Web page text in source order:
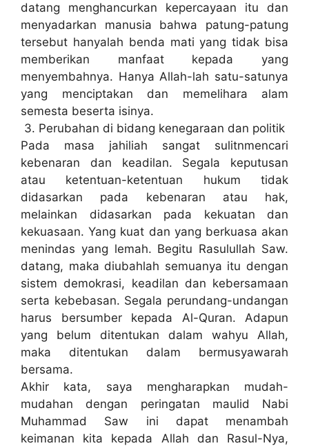
datang menghancurkan kepercayaan itu dan
menyadarkan manusia bahwa patung-patung
tersebut hanyalah benda mati yang tidak bisa
memberikan manfaat kepada yang
menyembahnya. Hanya Allah-lah satu-satunya
yang menciptakan dan memelihara alam
semesta beserta isinya.
3. Perubahan di bidang kenegaraan dan politik
Pada masa jahiliah sangat sulitnmencari
kebenaran dan keadilan. Segala keputusan
atau ketentuan-ketentuan hukum tidak
didasarkan pada kebenaran atau hak,
melainkan didasarkan pada kekuatan dan
kekuasaan. Yang kuat dan yang berkuasa akan
menindas yang lemah. Begitu Rasulullah Saw.
datang, maka diubahlah semuanya itu dengan
sistem demokrasi, keadilan dan kebersamaan
serta kebebasan. Segala perundang-undangan
harus bersumber kepada Al-Quran. Adapun
yang belum ditentukan dalam wahyu Allah,
maka ditentukan dalam bermusyawarah
bersama.
Akhir kata, saya mengharapkan mudah-
mudahan dengan peringatan maulid Nabi
Muhammad Saw ini dapat menambah
keimanan kita kepada Allah dan Rasul-Nya,